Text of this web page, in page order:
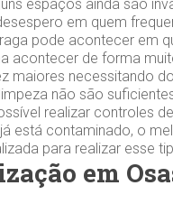
espaços ainda são
em quem
pode acontecer em
acontecer de forma
maiores necessitando
não são
realizar controles
está contaminado, o
para realizar esse
em